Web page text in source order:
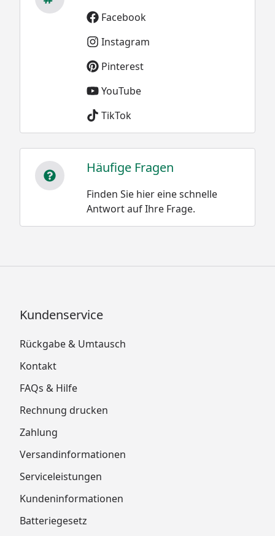
Facebook
Instagram
Pinterest
YouTube
TikTok
Häufige Fragen
Finden Sie hier eine schnelle
Antwort auf Ihre Frage.
Kundenservice
Rückgabe & Umtausch
Kontakt
FAQs & Hilfe
Rechnung drucken
Zahlung
Versandinformationen
Serviceleistungen
Kundeninformationen
Batteriegesetz